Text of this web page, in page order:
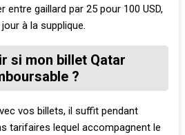
gaillard par 25 pour 100 USD,
à la supplique.
si mon billet Qatar
?
vos billets, il suffit pendant
tarifaires lequel accompagnent le